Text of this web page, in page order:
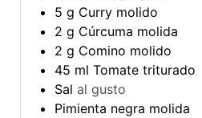
5 g Curry molido
2 g Cúrcuma molida
2 g Comino molido
45 ml Tomate triturado
Sal al gusto
Pimienta negra molida